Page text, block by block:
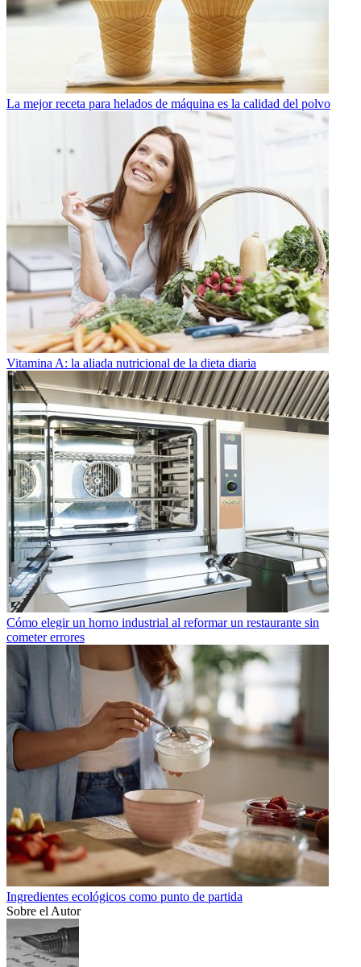
La mejor receta para helados de máquina es la calidad del polvo
Vitamina A: la aliada nutricional de la dieta diaria
Cómo elegir un horno industrial al reformar un restaurante sin
cometer errores
Ingredientes ecológicos como punto de partida
Sobre el Autor